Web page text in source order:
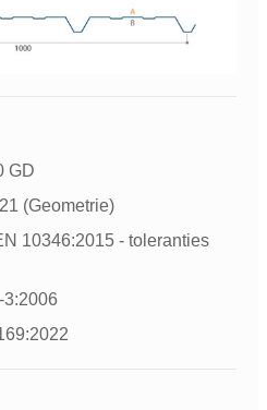
GD
(Geometrie)
10346:2015 - toleranties
3:2006